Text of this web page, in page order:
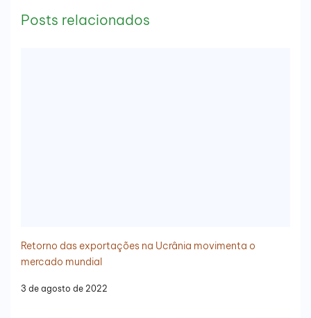
Posts relacionados
Retorno das exportações na Ucrânia movimenta o
mercado mundial
3 de agosto de 2022